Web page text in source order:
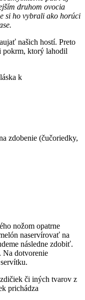
druhom ovocia
si ho vybrali ako horúci
našich hostí. Preto
pokrm, ktorý lahodil
k
zdobenie (čučoriedky,
nožom opatrne
naservírovať na
následne zdobiť.
Na dotvorenie
či iných tvarov z
prichádza